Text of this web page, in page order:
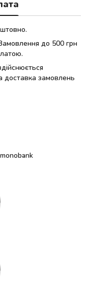
до 500 грн
доставка замовлень